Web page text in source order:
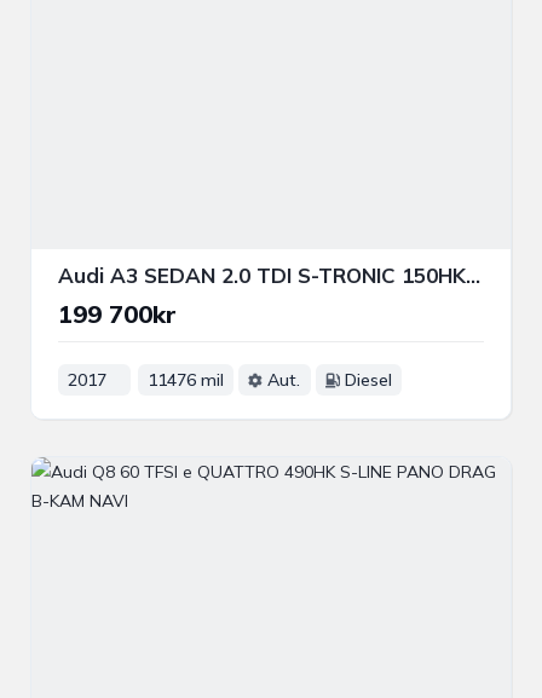
Audi A3 SEDAN 2.0 TDI S-TRONIC 150HK S-LINE COCKPIT NAVI NFC
199 700kr
2017 11476 mil Aut. Diesel